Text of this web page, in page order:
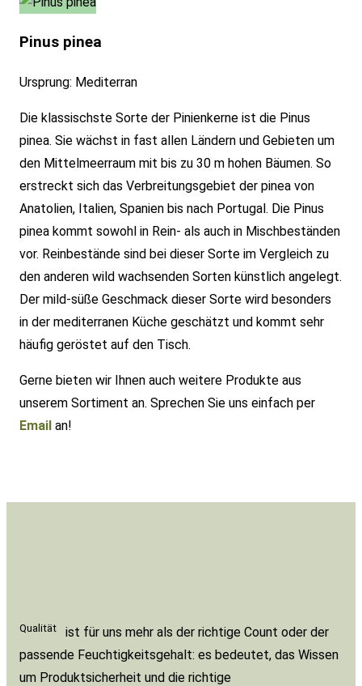
Pinus pinea
Ursprung: Mediterran
Die klassischste Sorte der Pinienkerne ist die Pinus
pinea. Sie wächst in fast allen Ländern und Gebieten um
den Mittelmeerraum mit bis zu 30 m hohen Bäumen. So
erstreckt sich das Verbreitungsgebiet der pinea von
Anatolien, Italien, Spanien bis nach Portugal. Die Pinus
pinea kommt sowohl in Rein- als auch in Mischbeständen
vor. Reinbestände sind bei dieser Sorte im Vergleich zu
den anderen wild wachsenden Sorten künstlich angelegt.
Der mild-süße Geschmack dieser Sorte wird besonders
in der mediterranen Küche geschätzt und kommt sehr
häufig geröstet auf den Tisch.
Gerne bieten wir Ihnen auch weitere Produkte aus
unserem Sortiment an. Sprechen Sie uns einfach per
Email an!
Qualität
ist für uns mehr als der richtige Count oder der
passende Feuchtigkeitsgehalt: es bedeutet, das Wissen
um Produktsicherheit und die richtige